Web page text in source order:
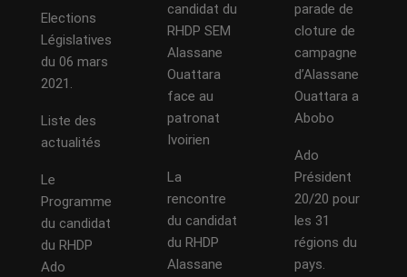
Elections
Législatives
du 06 mars
2021.
Liste des
actualités
Le
Programme
du candidat
du RHDP
Ado
candidat du
RHDP SEM
Alassane
Ouattara
face au
patronat
Ivoirien
La
rencontre
du candidat
du RHDP
Alassane
parade de
cloture de
campagne
d’Alassane
Ouattara a
Abobo
Ado
Président
20/20 pour
les 31
régions du
pays.